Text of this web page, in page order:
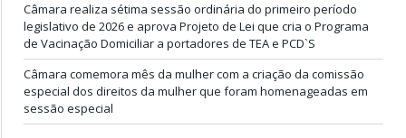
Câmara realiza sétima sessão ordinária do primeiro período
legislativo de 2026 e aprova Projeto de Lei que cria o Programa
de Vacinação Domiciliar a portadores de TEA e PCD`S
Câmara comemora mês da mulher com a criação da comissão
especial dos direitos da mulher que foram homenageadas em
sessão especial